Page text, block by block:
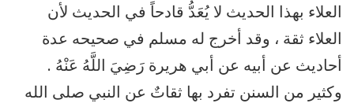
العلاء بهذا الحديث لا يُعَدُّ قادحاً في الحديث لأن
العلاء ثقة ، وقد أخرج له مسلم في صحيحه عدة
أحاديث عن أبيه عن أبي هريرة رَضِيَ اللَّهُ عَنْهُ .
وكثير من السنن تفرد بها ثقاتٌ عن النبي صلى الله